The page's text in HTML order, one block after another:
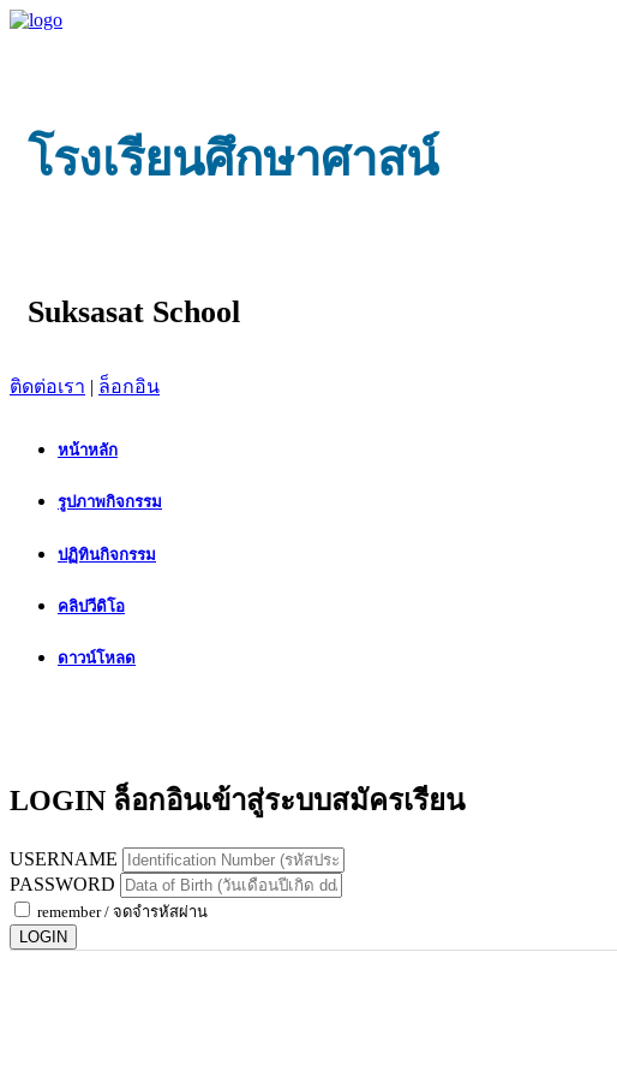
โรงเรียนศึกษาศาสน์
Suksasat School
ติดต่อเรา | ล็อกอิน
หน้าหลัก
รูปภาพกิจกรรม
ปฏิทินกิจกรรม
คลิปวีดิโอ
ดาวน์โหลด
LOGIN ล็อกอินเข้าสู่ระบบสมัครเรียน
USERNAME
PASSWORD
remember / จดจำรหัสผ่าน